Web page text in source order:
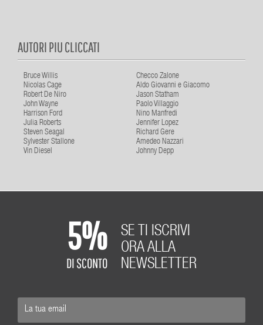
AUTORI PIU CLICCATI
Bruce Willis
Checco Zalone
Nicolas Cage
Aldo Giovanni e Giacomo
Robert De Niro
Jason Statham
John Wayne
Paolo Villaggio
Harrison Ford
Nino Manfredi
Julia Roberts
Jennifer Lopez
Steven Seagal
Richard Gere
Sylvester Stallone
Amedeo Nazzari
Vin Diesel
Johnny Depp
5%
DI SCONTO
SE TI ISCRIVI
ORA ALLA
NEWSLETTER